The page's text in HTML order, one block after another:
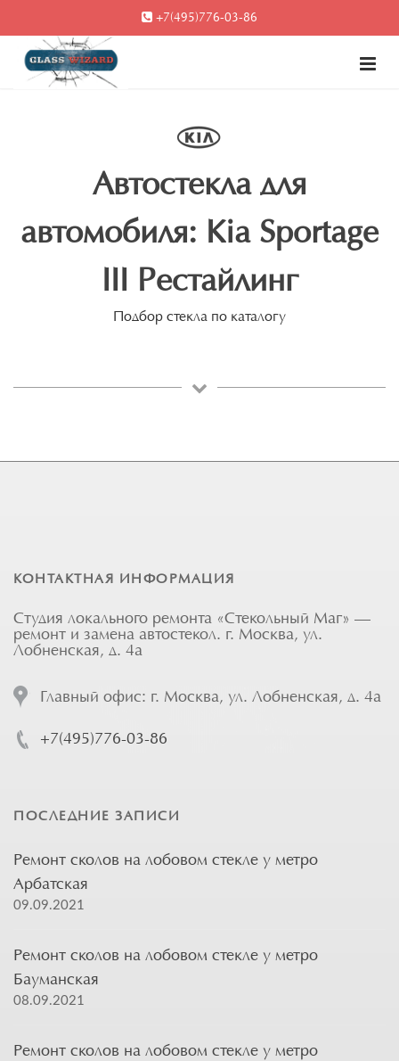
+7(495)776-03-86
Автостекла для
автомобиля: Kia Sportage
III Рестайлинг
Подбор стекла по каталогу
КОНТАКТНАЯ ИНФОРМАЦИЯ
Студия локального ремонта «Стекольный Маг» —
ремонт и замена автостекол. г. Москва, ул.
Лобненская, д. 4а
Главный офис: г. Москва, ул. Лобненская, д. 4а
+7(495)776-03-86
ПОСЛЕДНИЕ ЗАПИСИ
Ремонт сколов на лобовом стекле у метро
Арбатская
09.09.2021
Ремонт сколов на лобовом стекле у метро
Бауманская
08.09.2021
Ремонт сколов на лобовом стекле у метро